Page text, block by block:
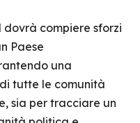
compiere sforzi
Paese
una
tutte le comunità
sia per tracciare un